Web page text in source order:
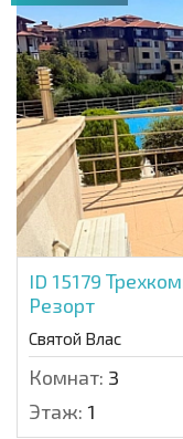
ID 15179
Резорт
Святой Влас
Комнат: 3
Этаж: 1